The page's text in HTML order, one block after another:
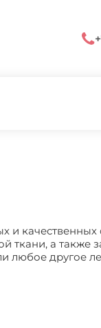
и
ткани, а также
любое другое